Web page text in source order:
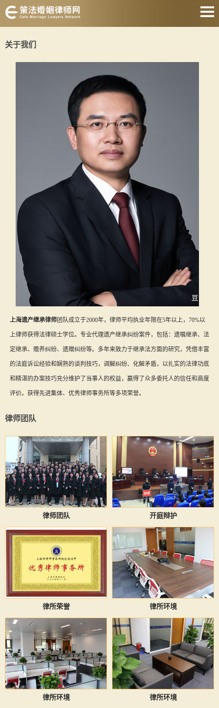
财产分割律师
抚养权律师
涉外婚姻律师
遗产继承律师
关于我们
关于我们
上海遗产继承律师团队成立于2000年，律师平均执业年限在5年以上，70%以
上律师获得法律硕士学位。专业代理遗产继承纠纷案件，包括：遗嘱继承、法
定继承、赡养纠纷、遗赠纠纷等。多年来致力于继承法方面的研究，凭借丰富
的法庭诉讼经验和娴熟的谈判技巧，调解纠纷、化解矛盾，以扎实的法律功底
和精湛的办案技巧充分维护了当事人的权益，赢得了众多委托人的信任和高度
评价。获得先进集体、优秀律师事务所等多项荣誉。
律师团队
律师团队 开庭辩护
律所荣誉 律所环境
律所环境 律所环境